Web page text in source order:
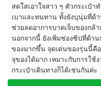
สดใสเอาใจสาว ๆ ตัวกระเป๋
เบาและทนทาน ทั้งยังบุนุ่มที่ด้
ช่วยลดอาการบาดเจ็บของกล้
นอกจากนี้ ยังเพิ่มช่องซิปที่ด้า
ของมากขึ้น จุดเด่นของรุ่นนี้คื
จุของได้มาก เหมาะกับการใ
กระเป๋าเดินทางก็ได้เช่นกันค่ะ